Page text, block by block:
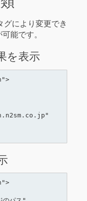
により変更でき
能です。
を表示